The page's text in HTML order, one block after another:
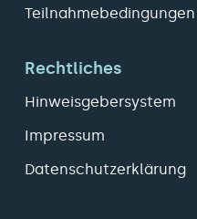
Teilnahmebedingungen
Rechtliches
Hinweisgebersystem
Impressum
Datenschutzerklärung